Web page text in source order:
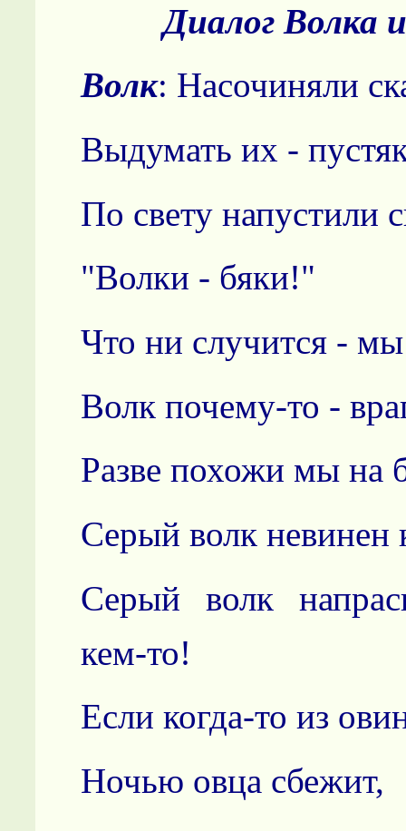
Диалог Волка
Волк: Насочиняли
Выдумать их -
По свету напустили
"Волки - бяки!"
Что ни случится - мы
Волк почему-то -
Разве похожи мы на
Серый волк невинен
Серый волк
кем-то!
Если когда-то из
Ночью овца сбежит,